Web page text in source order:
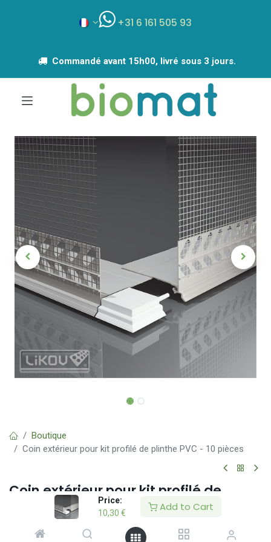
Price:
10,30 € Add to Cart
+31 6 161 505 93
Commandé avant 15h00, livré sous 3 jours.
Boutique
Coin extérieur pour kit profilé de plinthe PVC - 10 pièces
Coin extérieur pour kit profilé de
plinthe PVC - 10 pièces